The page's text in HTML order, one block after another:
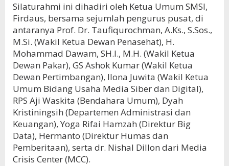
Silaturahmi ini dihadiri oleh Ketua Umum SMSI,
Firdaus, bersama sejumlah pengurus pusat, di
antaranya Prof. Dr. Taufiqurochman, A.Ks., S.Sos.,
M.Si. (Wakil Ketua Dewan Penasehat), H.
Mohammad Dawam, SH.I., M.H. (Wakil Ketua
Dewan Pakar), GS Ashok Kumar (Wakil Ketua
Dewan Pertimbangan), Ilona Juwita (Wakil Ketua
Umum Bidang Usaha Media Siber dan Digital),
RPS Aji Waskita (Bendahara Umum), Dyah
Kristiningsih (Departemen Administrasi dan
Keuangan), Yoga Rifai Hamzah (Direktur Big
Data), Hermanto (Direktur Humas dan
Pemberitaan), serta dr. Nishal Dillon dari Media
Crisis Center (MCC).